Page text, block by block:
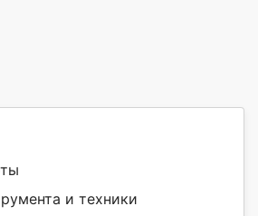
и техники